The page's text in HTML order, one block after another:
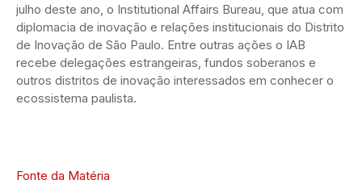
julho deste ano, o Institutional Affairs Bureau, que atua com
diplomacia de inovação e relações institucionais do Distrito
de Inovação de São Paulo. Entre outras ações o IAB
recebe delegações estrangeiras, fundos soberanos e
outros distritos de inovação interessados em conhecer o
ecossistema paulista.
Fonte da Matéria